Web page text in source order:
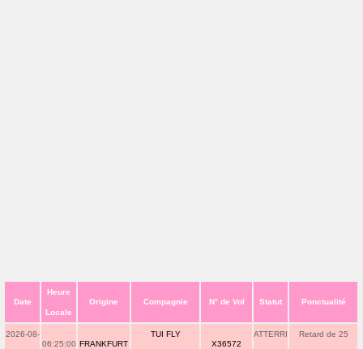
Date
Heure
Locale
Origine Compagnie N° de Vol Statut Ponctualité
2026-08-
06:25:00 FRANKFURT
TUI FLY
X36572
ATTERRI Retard de 25